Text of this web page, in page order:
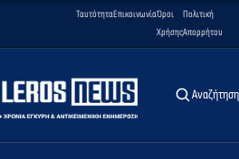
ΤαυτότηταΕπικοινωνίαΌροι
Χρήσης
Πολιτική
Απορρήτου
Αναζήτηση